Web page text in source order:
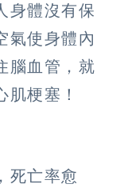
身體沒有保
氣使身體內
腦血管，就
梗塞！
死亡率愈